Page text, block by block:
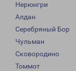
Нерюнгри
Алдан
Серебряный Бор
Чульман
Сковородино
Томмот